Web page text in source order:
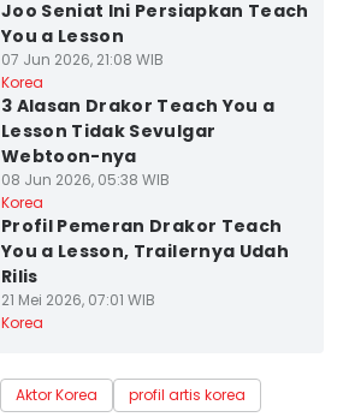
Joo Seniat Ini Persiapkan Teach
You a Lesson
07 Jun 2026, 21:08 WIB
Korea
3 Alasan Drakor Teach You a
Lesson Tidak Sevulgar
Webtoon-nya
08 Jun 2026, 05:38 WIB
Korea
Profil Pemeran Drakor Teach
You a Lesson, Trailernya Udah
Rilis
21 Mei 2026, 07:01 WIB
Korea
Aktor Korea
profil artis korea